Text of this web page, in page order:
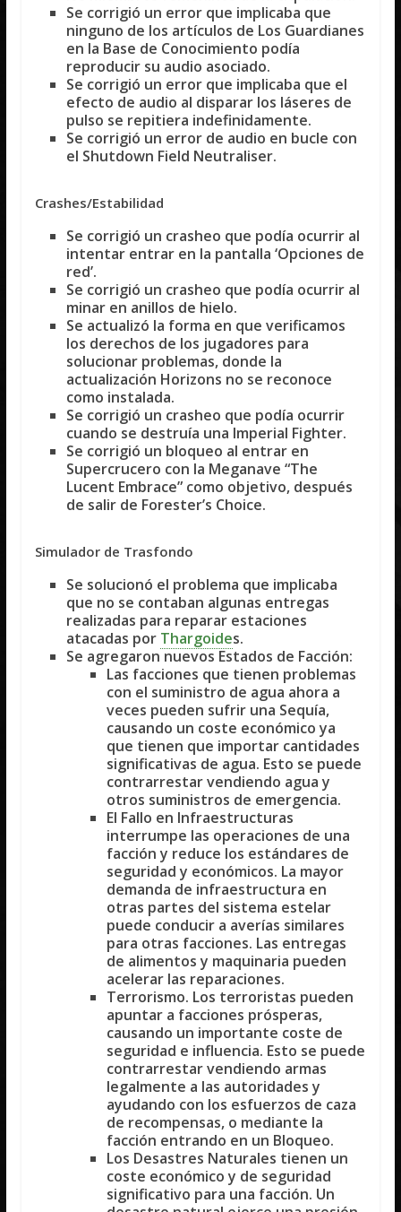
Se corrigió un error que implicaba que
ninguno de los artículos de Los Guardianes
en la Base de Conocimiento podía
reproducir su audio asociado.
Se corrigió un error que implicaba que el
efecto de audio al disparar los láseres de
pulso se repitiera indefinidamente.
Se corrigió un error de audio en bucle con
el Shutdown Field Neutraliser.
Crashes/Estabilidad
Se corrigió un crasheo que podía ocurrir al
intentar entrar en la pantalla ‘Opciones de
red’.
Se corrigió un crasheo que podía ocurrir al
minar en anillos de hielo.
Se actualizó la forma en que verificamos
los derechos de los jugadores para
solucionar problemas, donde la
actualización Horizons no se reconoce
como instalada.
Se corrigió un crasheo que podía ocurrir
cuando se destruía una Imperial Fighter.
Se corrigió un bloqueo al entrar en
Supercrucero con la Meganave “The
Lucent Embrace” como objetivo, después
de salir de Forester’s Choice.
Simulador de Trasfondo
Se solucionó el problema que implicaba
que no se contaban algunas entregas
realizadas para reparar estaciones
atacadas por Thargoides.
Se agregaron nuevos Estados de Facción:
Las facciones que tienen problemas
con el suministro de agua ahora a
veces pueden sufrir una Sequía,
causando un coste económico ya
que tienen que importar cantidades
significativas de agua. Esto se puede
contrarrestar vendiendo agua y
otros suministros de emergencia.
El Fallo en Infraestructuras
interrumpe las operaciones de una
facción y reduce los estándares de
seguridad y económicos. La mayor
demanda de infraestructura en
otras partes del sistema estelar
puede conducir a averías similares
para otras facciones. Las entregas
de alimentos y maquinaria pueden
acelerar las reparaciones.
Terrorismo. Los terroristas pueden
apuntar a facciones prósperas,
causando un importante coste de
seguridad e influencia. Esto se puede
contrarrestar vendiendo armas
legalmente a las autoridades y
ayudando con los esfuerzos de caza
de recompensas, o mediante la
facción entrando en un Bloqueo.
Los Desastres Naturales tienen un
coste económico y de seguridad
significativo para una facción. Un